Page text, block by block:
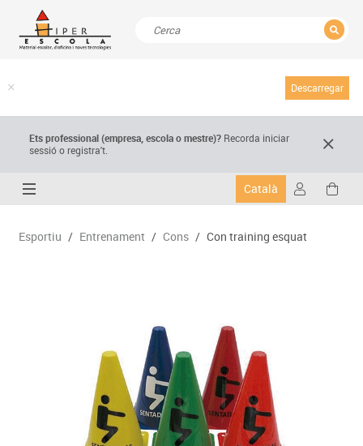
Descarregar
Ets professional (empresa,escola o mestre)? Recorda iniciar
sessió o registra't.
Català
Esportiu / Entrenament / Cons / Con training esquat